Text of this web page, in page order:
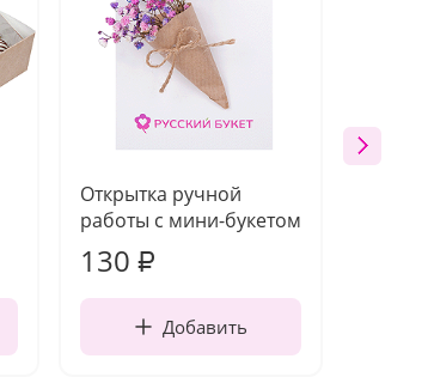
Открытка ручной
работы с мини-букетом
130 ₽
Добавить